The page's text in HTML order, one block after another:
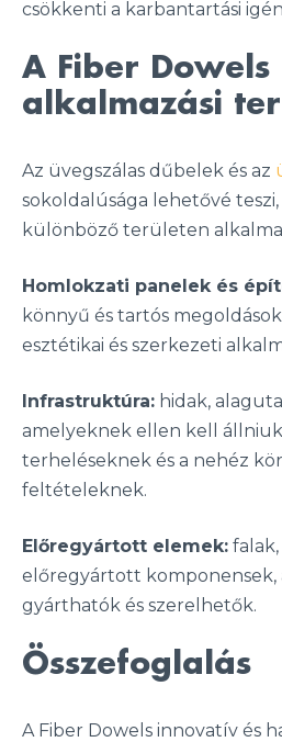
csökkenti a karbantartási
A Fiber Dowels
alkalmazási
Az üvegszálas dűbelek és az
sokoldalúsága lehetővé
különböző területen
Homlokzati panelek és
könnyű és tartós
esztétikai és szerkezeti
Infrastruktúra: hidak,
amelyeknek ellen kell
terheléseknek és a nehéz
feltételeknek.
Előregyártott elemek:
előregyártott komponensek,
gyárthatók és szerelhetők.
Összefoglalás
A Fiber Dowels innovatív és